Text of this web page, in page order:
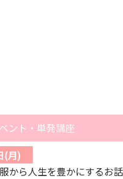
ント・単発講座
(月)
服から人生を豊かにするお